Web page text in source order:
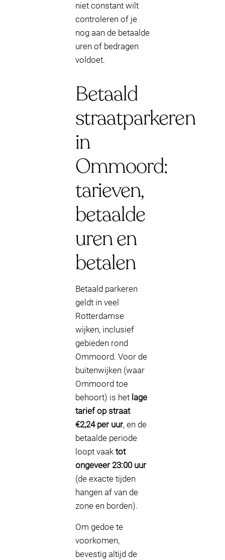
niet constant wilt
controleren of je
nog aan de betaalde
uren of bedragen
voldoet.
Betaald
straatparkeren
in
Ommoord:
tarieven,
betaalde
uren en
betalen
Betaald parkeren
geldt in veel
Rotterdamse
wijken, inclusief
gebieden rond
Ommoord. Voor de
buitenwijken (waar
Ommoord toe
behoort) is het lage
tarief op straat
€2,24 per uur, en de
betaalde periode
loopt vaak tot
ongeveer 23:00 uur
(de exacte tijden
hangen af van de
zone en borden).
Om gedoe te
voorkomen,
bevestig altijd de